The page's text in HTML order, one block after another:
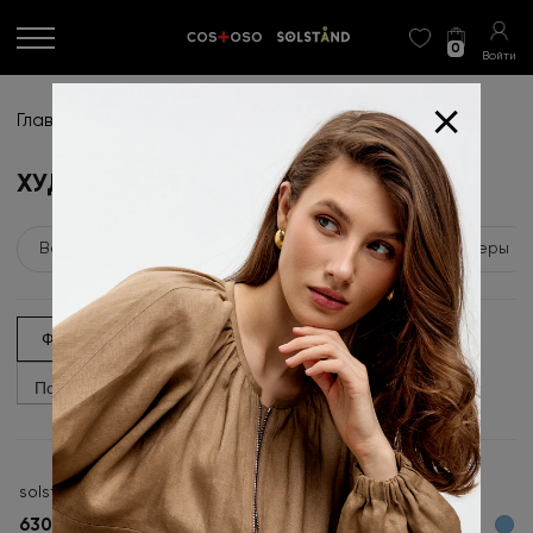
0 Войти
Главная
ХУДИ
Все Блузки блузоны Бомберы
ФИЛЬТРЫ 1–1 из 1
По новизне
solstand,Худи Футер 3-х нитка начес
6300 ₽
+